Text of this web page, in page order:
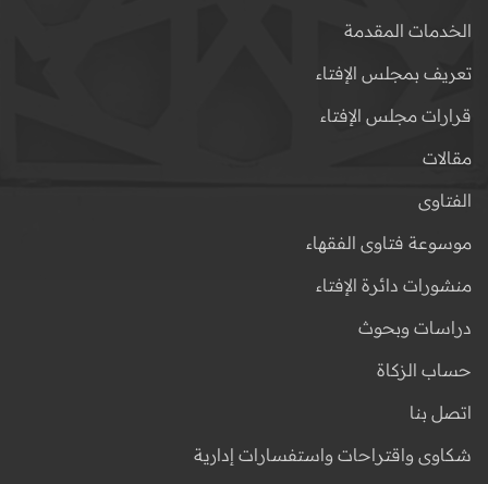
الخدمات المقدمة
تعريف بمجلس الإفتاء
قرارات مجلس الإفتاء
مقالات
الفتاوى
موسوعة فتاوى الفقهاء
منشورات دائرة الإفتاء
دراسات وبحوث
حساب الزكاة
اتصل بنا
شكاوى واقتراحات واستفسارات إدارية